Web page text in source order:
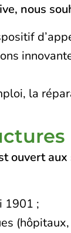
nous
la
ouvert
1901 ;